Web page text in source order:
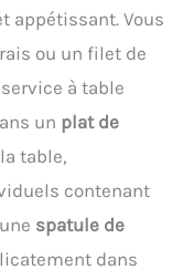
vous
gagner un
après
Design
conçu
lisses et
de son
vos
Il préserve le
appétissant. Vous
ou un filet de
à table
un plat de
table,
contenant
spatule de
dans